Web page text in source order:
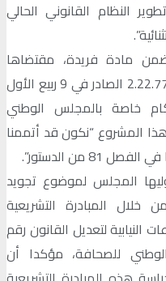
النظام القانوني الحالي
مادة فريدة، مقتضاها
“يصادق على المرسوم بقانون رقم 2.22.770 الصادر في 9 ربيع الأول
بسن أحكام خاصة بالمجلس الوطني
المشروع “نكون قد أتممنا
من الدستور”.
المجلس لموضوع تجويد
خلال المبادرة التشريعية
لتعديل القانون رقم
للصحافة، مؤكدا أن